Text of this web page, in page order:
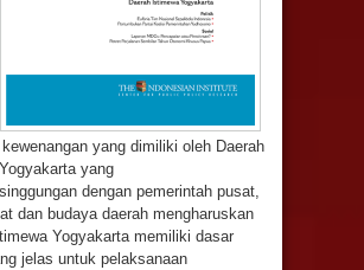
yang dimiliki oleh Daerah
yang
dengan pemerintah pusat,
dan budaya daerah mengharuskan
Yogyakarta memiliki dasar
jelas untuk pelaksanaan